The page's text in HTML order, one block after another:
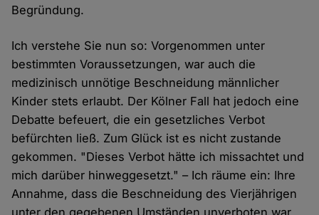
Begründung.
Ich verstehe Sie nun so: Vorgenommen unter
bestimmten Voraussetzungen, war auch die
medizinisch unnötige Beschneidung männlicher
Kinder stets erlaubt. Der Kölner Fall hat jedoch eine
Debatte befeuert, die ein gesetzliches Verbot
befürchten ließ. Zum Glück ist es nicht zustande
gekommen. "Dieses Verbot hätte ich missachtet und
mich darüber hinweggesetzt." – Ich räume ein: Ihre
Annahme, dass die Beschneidung des Vierjährigen